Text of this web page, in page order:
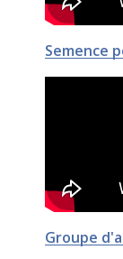
Semence
Groupe